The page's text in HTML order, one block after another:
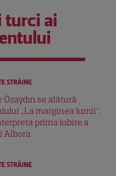
turci ai
STRĂINE
Özaydın se alătură
„La marginea lumii”.
prima iubire a
Albora
STRĂINE